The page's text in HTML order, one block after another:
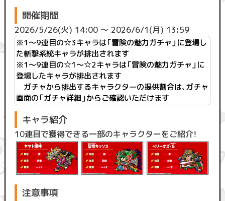
開催期間
2026/5/26(火) 14:00 ～ 2026/6/1(月) 13:59
※1〜9連目の☆3キャラは「冒険の魅力ガチャ」に登場し
た斬撃系統キャラが排出されます
※1〜9連目の☆1～☆2キャラは「冒険の魅力ガチャ」に
登場したキャラが排出されます
ガチャから排出するキャラクターの提供割合は、ガチャ
画面の「ガチャ詳細」からご確認いただけます
キャラ紹介
10連目で獲得できる一部のキャラクターをご紹介！
注意事項